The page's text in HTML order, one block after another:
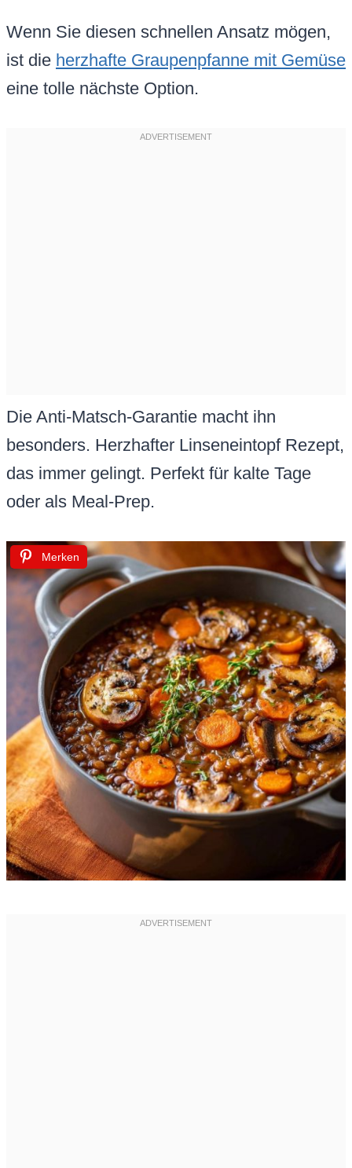
Wenn Sie diesen schnellen Ansatz mögen,
ist die herzhafte Graupenpfanne mit Gemüse
eine tolle nächste Option.
Die Anti-Matsch-Garantie macht ihn
besonders. Herzhafter Linseneintopf Rezept,
das immer gelingt. Perfekt für kalte Tage
oder als Meal-Prep.
Merken